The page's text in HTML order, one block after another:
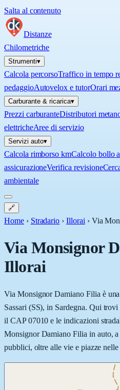
Salta al contenuto
Distanze
Chilometriche
Strumenti▾
Calcola percorsoTraffico in tempo
pedaggioAutovelox e tutorOrari
Carburante & ricarica▾
Prezzi carburanteDistributori
elettricheAree di servizio
Servizi auto▾
Calcola rimborso kmCalcolo bollo
assicurazioneVerifica revisione
ambientale
🔗
Home › Stradario › Illorai › Via
Via Monsignor
Illorai
Via Monsignor Damiano Filia è
Sassari (SS), in Sardegna. Qui
il CAP 07010 e le indicazioni
Monsignor Damiano Filia in auto,
pubblici, oltre alle vie e piazze